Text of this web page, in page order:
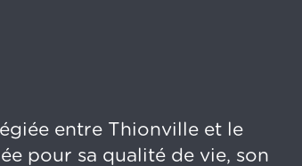
entre Thionville et le
pour sa qualité de vie, son